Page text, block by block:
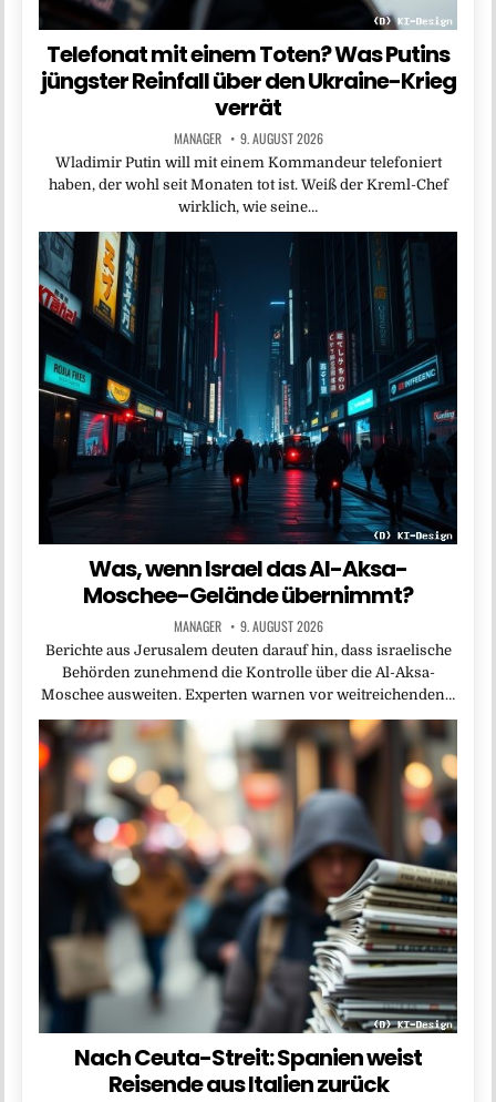
Telefonat mit einem Toten? Was Putins
jüngster Reinfall über den Ukraine-Krieg
verrät
MANAGER 9. AUGUST 2026
Wladimir Putin will mit einem Kommandeur telefoniert
haben, der wohl seit Monaten tot ist. Weiß der Kreml-Chef
wirklich, wie seine…
Was, wenn Israel das Al-Aksa-
Moschee-Gelände übernimmt?
MANAGER 9. AUGUST 2026
Berichte aus Jerusalem deuten darauf hin, dass israelische
Behörden zunehmend die Kontrolle über die Al-Aksa-
Moschee ausweiten. Experten warnen vor weitreichenden…
Nach Ceuta-Streit: Spanien weist
Reisende aus Italien zurück